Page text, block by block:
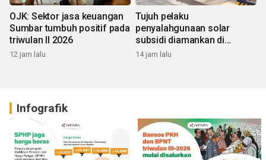
OJK: Sektor jasa keuangan
Sumbar tumbuh positif pada
triwulan II 2026
12 jam lalu
Tujuh pelaku
penyalahgunaan solar
subsidi diamankan di
Sumbar
14 jam lalu
Infografik